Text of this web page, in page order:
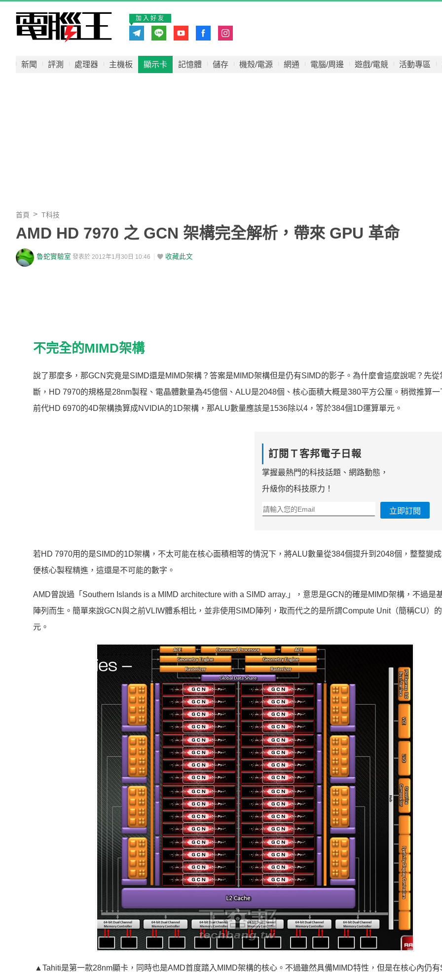
加入好友
新聞 評測 處理器 主機板 顯示卡 記憶體 儲存 機殼/電源 網通 電腦/周邊 遊戲/電競 活動專區
首頁 T科技
AMD HD 7970 之 GCN 架構完全解析，帶來 GPU 革命
魯蛇實驗室 發表於 2012年1月30日 10:46 收藏此文
不完全的MIMD架構
說了那麼多，那GCN究竟是SIMD還是MIMD架構？答案是MIMD架構但是仍有SIMD的影子。為什麼會這麼說呢？先從
斷，HD 7970的規格是28nm製程、電晶體數量為45億個、ALU是2048個、核心面積大概是380平方公厘。稍微推算一
前代HD 6970的4D架構換算成NVIDIA的1D架構，那ALU數量應該是1536除以4，等於384個1D運算單元。
訂閱Ｔ客邦電子日報
掌握最熱門的科技話題、網路動態，
升級你的科技原力！
立即訂閱
若HD 7970用的是SIMD的1D架構，不太可能在核心面積相等的情況下，將ALU數量從384個提升到2048個，整整變
便核心製程精進，這還是不可能的數字。
AMD曾說過「Southern Islands is a MIMD architecture with a SIMD array.」，意思是GCN的確是MIMD架構，不過是
陣列而生。簡單來說GCN與之前VLIW體系相比，並非使用SIMD陣列，取而代之的是所謂Compute Unit（簡稱CU）
元。
▲Tahiti是第一款28nm顯卡，同時也是AMD首度踏入MIMD架構的核心。不過雖然具備MIMD特性，但是在核心內仍